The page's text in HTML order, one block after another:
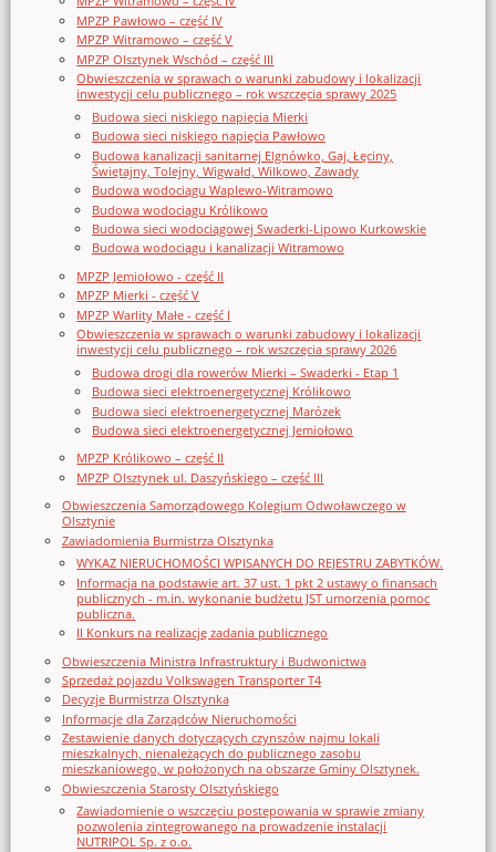
MPZP Pawłowo – część IV
MPZP Witramowo – część V
MPZP Olsztynek Wschód – część III
Obwieszczenia w sprawach o warunki zabudowy i lokalizacji
inwestycji celu publicznego – rok wszczęcia sprawy 2025
Budowa sieci niskiego napięcia Mierki
Budowa sieci niskiego napięcia Pawłowo
Budowa kanalizacji sanitarnej Elgnówko, Gaj, Łęciny,
Świętajny, Tolejny, Wigwałd, Wilkowo, Zawady
Budowa wodociągu Waplewo-Witramowo
Budowa wodociągu Królikowo
Budowa sieci wodociągowej Swaderki-Lipowo Kurkowskie
Budowa wodociągu i kanalizacji Witramowo
MPZP Jemiołowo - część II
MPZP Mierki - część V
MPZP Warlity Małe - część I
Obwieszczenia w sprawach o warunki zabudowy i lokalizacji
inwestycji celu publicznego – rok wszczęcia sprawy 2026
Budowa drogi dla rowerów Mierki – Swaderki - Etap 1
Budowa sieci elektroenergetycznej Królikowo
Budowa sieci elektroenergetycznej Marózek
Budowa sieci elektroenergetycznej Jemiołowo
MPZP Królikowo – część II
MPZP Olsztynek ul. Daszyńskiego – część III
Obwieszczenia Samorządowego Kolegium Odwoławczego w
Olsztynie
Zawiadomienia Burmistrza Olsztynka
WYKAZ NIERUCHOMOŚCI WPISANYCH DO REJESTRU ZABYTKÓW.
Informacja na podstawie art. 37 ust. 1 pkt 2 ustawy o finansach
publicznych - m.in. wykonanie budżetu JST umorzenia pomoc
publiczna.
II Konkurs na realizację zadania publicznego
Obwieszczenia Ministra Infrastruktury i Budwonictwa
Sprzedaż pojazdu Volkswagen Transporter T4
Decyzje Burmistrza Olsztynka
Informacje dla Zarządców Nieruchomości
Zestawienie danych dotyczących czynszów najmu lokali
mieszkalnych, nienależących do publicznego zasobu
mieszkaniowego, w położonych na obszarze Gminy Olsztynek.
Obwieszczenia Starosty Olsztyńskiego
Zawiadomienie o wszczęciu postępowania w sprawie zmiany
pozwolenia zintegrowanego na prowadzenie instalacji
NUTRIPOL Sp. z o.o.